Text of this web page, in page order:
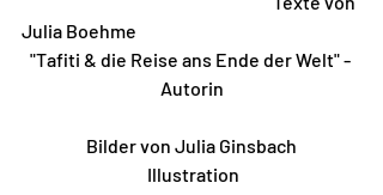
Julia Boehme
"Tafiti & die Reise ans Ende der Welt" -
Autorin
Bilder von Julia Ginsbach
Illustration